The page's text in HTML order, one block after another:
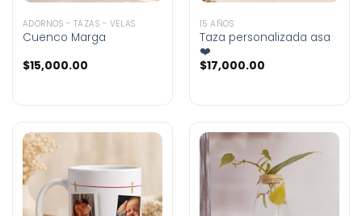
ADORNOS - TAZAS - VELAS
Cuenco Marga
$15,000.00
15 AÑOS
Taza personalizada asa
❤️
$17,000.00